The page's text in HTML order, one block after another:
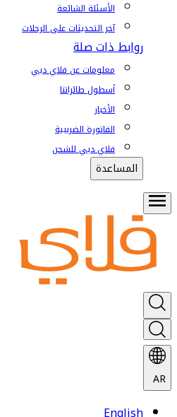
الأسئلة الشائعة
آخر التحديثات على الرحلات
روابط ذات صلة
معلومات عن فلاي دبي
أسطول طائراتنا
الأخبار
الفاتورة الضريبية
فلاي دبي للشحن
المساعدة
AR